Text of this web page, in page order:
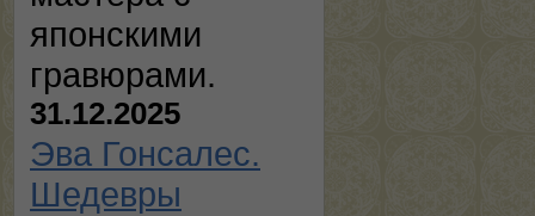
японскими
гравюрами.
31.12.2025
Эва Гонсалес.
Шедевры